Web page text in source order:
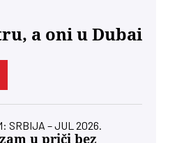
a oni u Dubai
SRBIJA – JUL 2026.
u priči bez